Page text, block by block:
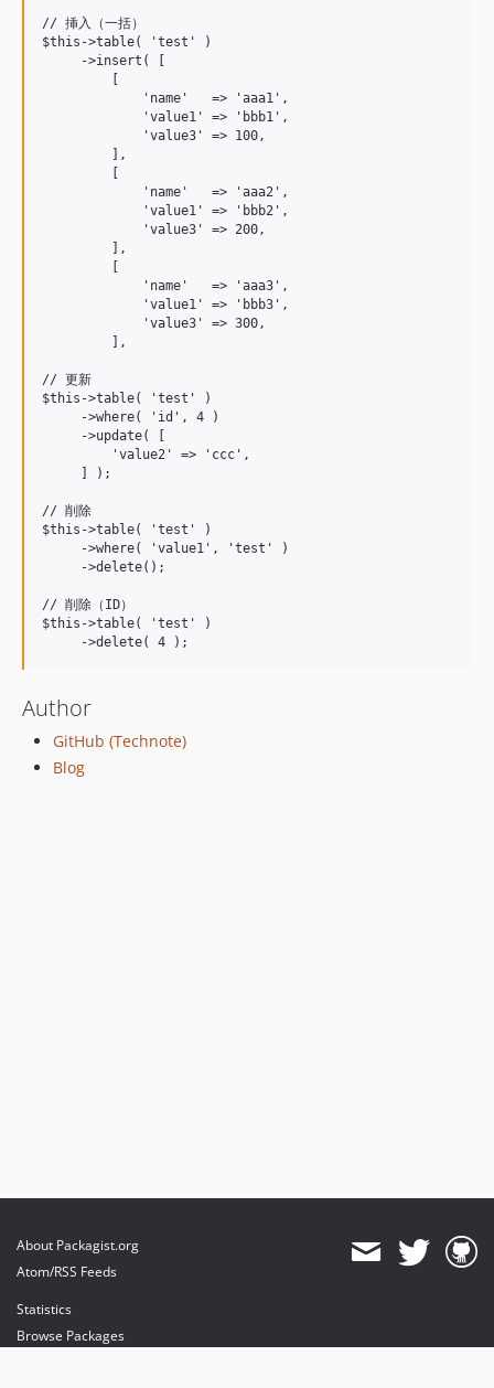
// 挿入（一括）
$this->table( 'test' )
     ->insert( [
             'name'   => 'aaa1',
             'value1' => 'bbb1',
             'value3' => 100,
         ],
             'name'   => 'aaa2',
             'value1' => 'bbb2',
             'value3' => 200,
         ],
             'name'   => 'aaa3',
             'value1' => 'bbb3',
             'value3' => 300,
         ],
// 更新
$this->table( 'test' )
     ->where( 'id', 4 )
     ->update( [
         'value2' => 'ccc',
     ] );
// 削除
$this->table( 'test' )
     ->where( 'value1', 'test' )
     ->delete();
// 削除（ID）
$this->table( 'test' )
Author
GitHub (Technote)
Blog
About Packagist.org
Atom/RSS Feeds
Statistics
Browse Packages